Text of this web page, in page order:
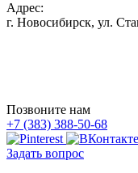
Адрес:
г. Новосибирск, ул.
Позвоните нам
+7 (383) 388-50-68
Задать вопрос